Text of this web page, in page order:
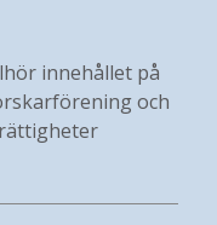
innehållet på
och